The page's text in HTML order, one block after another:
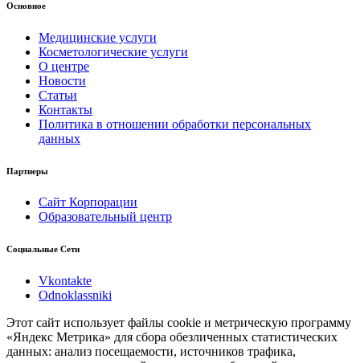
Основное
Медицинские услуги
Косметологические услуги
О центре
Новости
Статьи
Контакты
Политика в отношении обработки персональных
данных
Партнеры
Сайт Корпорации
Образовательный центр
Социальные Сети
Vkontakte
Odnoklassniki
Этот сайт использует файлы cookie и метрическую программу
«Яндекс Метрика» для сбора обезличенных статистических
данных: анализ посещаемости, источников трафика,